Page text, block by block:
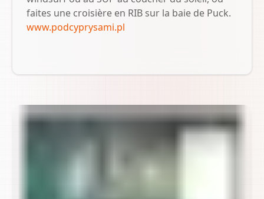
faites une croisière en RIB sur la baie de Puck.
www.podcyprysami.pl